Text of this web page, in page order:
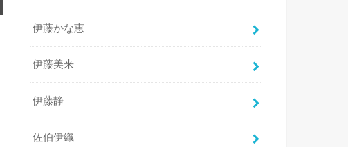
伊藤かな恵
伊藤美来
伊藤静
佐伯伊織